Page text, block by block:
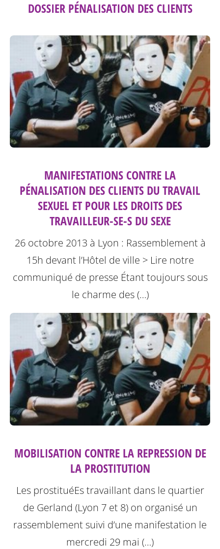
DOSSIER PÉNALISATION DES CLIENTS
MANIFESTATIONS CONTRE LA
PÉNALISATION DES CLIENTS DU TRAVAIL
SEXUEL ET POUR LES DROITS DES
TRAVAILLEUR-SE-S DU SEXE
26 octobre 2013 à Lyon : Rassemblement à
15h devant l’Hôtel de ville > Lire notre
communiqué de presse Étant toujours sous
le charme des (…)
MOBILISATION CONTRE LA REPRESSION DE
LA PROSTITUTION
Les prostituéEs travaillant dans le quartier
de Gerland (Lyon 7 et 8) on organisé un
rassemblement suivi d’une manifestation le
mercredi 29 mai (…)